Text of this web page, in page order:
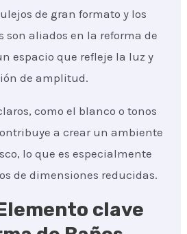
de gran formato y los
son aliados en la reforma de
espacio que refleje la luz y
de amplitud.
como el blanco o tonos
a crear un ambiente
lo que es especialmente
de dimensiones reducidas.
clave